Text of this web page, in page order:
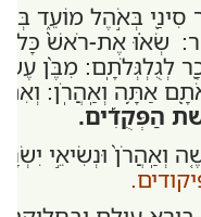
סִינַ֖י בְּאֹ֣הֶל מוֹעֵ֑ד
שְׂא֗וּ אֶת-רֹאשׁ֨ כָּל-
לְגֻלְגְּלֹתָֽם: מִבֶּ֨ן
אַתָּ֥ה וְאַֽהֲרֹֽן:
הַפְּקֻדִ֡ים.
וְאַֽהֲרֹן֙ וּנְשִׂיאֵ֣י